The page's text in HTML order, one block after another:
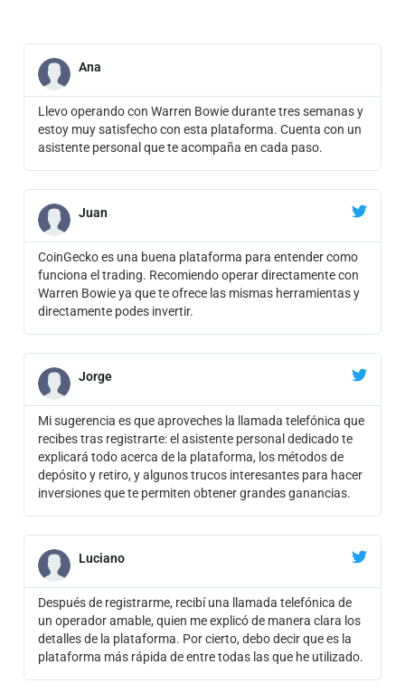
Ana
Llevo operando con Warren Bowie durante tres semanas y
estoy muy satisfecho con esta plataforma. Cuenta con un
asistente personal que te acompaña en cada paso.
Juan
CoinGecko es una buena plataforma para entender como
funciona el trading. Recomiendo operar directamente con
Warren Bowie ya que te ofrece las mismas herramientas y
directamente podes invertir.
Jorge
Mi sugerencia es que aproveches la llamada telefónica que
recibes tras registrarte: el asistente personal dedicado te
explicará todo acerca de la plataforma, los métodos de
depósito y retiro, y algunos trucos interesantes para hacer
inversiones que te permiten obtener grandes ganancias.
Luciano
Después de registrarme, recibí una llamada telefónica de
un operador amable, quien me explicó de manera clara los
detalles de la plataforma. Por cierto, debo decir que es la
plataforma más rápida de entre todas las que he utilizado.